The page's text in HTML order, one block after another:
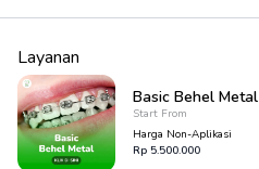
Layanan
Basic Behel Metal
Start From
Harga Non-Aplikasi
Rp 5.500.000